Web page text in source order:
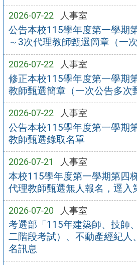
2026-07-22 人事室
公告本校115學年度第一學期
～3次代理教師甄選簡章（一
2026-07-22 人事室
修正本校115學年度第一學期
教師甄選簡章（一次公告多次
2026-07-22 人事室
公告本校115學年度第一學期
教師甄選錄取名單
2026-07-21 人事室
本校115學年度第一學期第四
代理教師甄選無人報名，逕入
2026-07-20 人事室
考選部「115年建築師、技師
二階段考試）、不動產經紀人
名訊息